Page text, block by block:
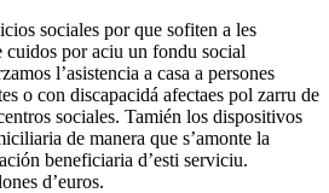
sociales por que sofiten a les
cuidos por aciu un fondu social
l’asistencia a casa a persones
o con discapacidá afectaes pol zarru de
sociales. Tamién los dispositivos
de manera que s’amonte la
beneficiaria d’esti serviciu.
d’euros.